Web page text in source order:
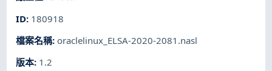
ID: 180918
檔案名稱: oraclelinux_ELSA-2020-2081.nasl
版本: 1.2